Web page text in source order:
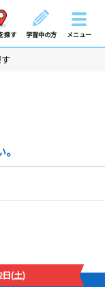
探す 学習中の方 メニュー
(土)